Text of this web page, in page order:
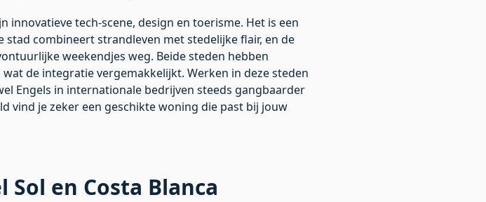
innovatieve tech-scene, design en toerisme. Het is een
combineert strandleven met stedelijke flair, en de
weekendjes weg. Beide steden hebben
de integratie vergemakkelijkt. Werken in deze steden
Engels in internationale bedrijven steeds gangbaarder
vind je zeker een geschikte woning die past bij jouw
Sol en Costa Blanca